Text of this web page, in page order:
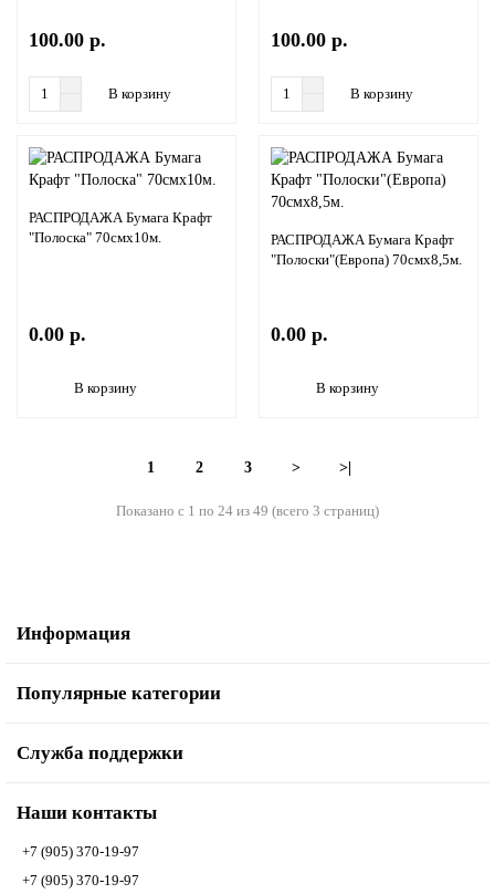
100.00 р.
В корзину
100.00 р.
В корзину
РАСПРОДАЖА Бумага Крафт
"Полоска" 70смх10м.
0.00 р.
В корзину
РАСПРОДАЖА Бумага Крафт
"Полоски"(Европа) 70смх8,5м.
0.00 р.
В корзину
1 2 3 > >|
Показано с 1 по 24 из 49 (всего 3 страниц)
Информация
Популярные категории
Служба поддержки
Наши контакты
+7 (905) 370-19-97
+7 (905) 370-19-97